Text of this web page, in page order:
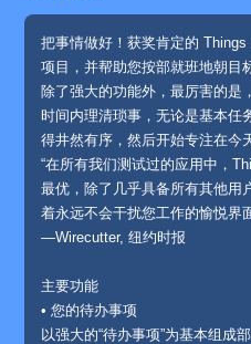
把事情做好！获奖肯定的
项目，并帮助您按部就班地朝目
除了强大的功能外，最厉害的是
时间内理清琐事，无论是基本任
得井然有序，然后开始专注在今
“在所有我们测试过的应用中，
最优，除了几乎具备所有其他用
着永远不会干扰您工作的愉悦界
—Wirecutter, 纽约时报
主要功能
• 您的待办事项
以强大的“待办事项”为基本组